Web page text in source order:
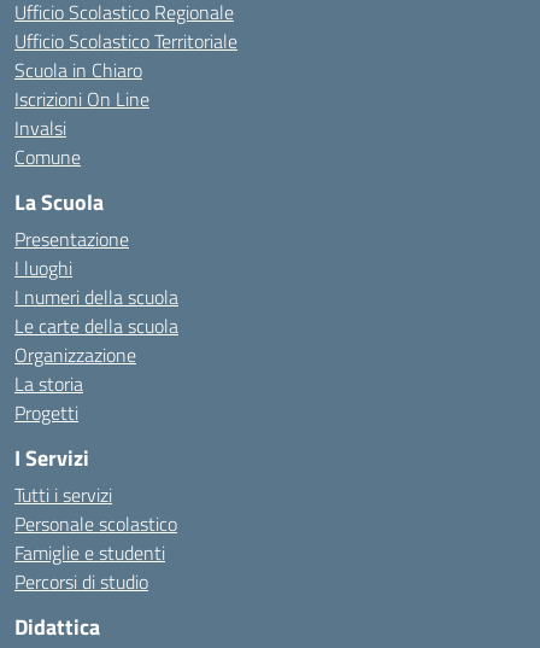
Ufficio Scolastico Regionale
Ufficio Scolastico Territoriale
Scuola in Chiaro
Iscrizioni On Line
Invalsi
Comune
La Scuola
Presentazione
I luoghi
I numeri della scuola
Le carte della scuola
Organizzazione
La storia
Progetti
I Servizi
Tutti i servizi
Personale scolastico
Famiglie e studenti
Percorsi di studio
Didattica